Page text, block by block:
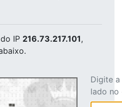
do IP 216.73.217.101,
Digite
lado no